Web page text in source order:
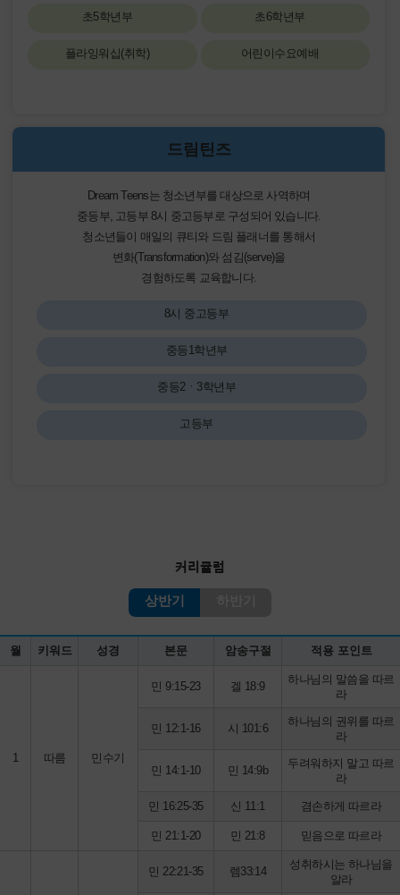
초5학년부 초6학년부
플라잉워십(취학) 어린이수요예배
드림틴즈
Dream Teens는 청소년부를 대상으로 사역하며
중등부, 고등부 8시 중고등부로 구성되어 있습니다.
청소년들이 매일의 큐티와 드림 플래너를 통해서
변화(Transformation)와 섬김(serve)을
경험하도록 교육합니다.
8시 중고등부
중등1학년부
중등2ㆍ3학년부
고등부
커리큘럼
상반기
월 키워드 성경 본문 암송구절 적용 포인트
1 따름 민수기
민 9:15-23 겔 18:9
하나님의 말씀을 따르
라
민 12:1-16 시 101:6
하나님의 권위를 따르
라
민 14:1-10 민 14:9b
두려워하지 말고 따르
라
민 16:25-35 신 11:1 겸손하게 따르라
민 21:1-20 민 21:8 믿음으로 따르라
민 22:21-35 렘33:14
성취하시는 하나님을
알라